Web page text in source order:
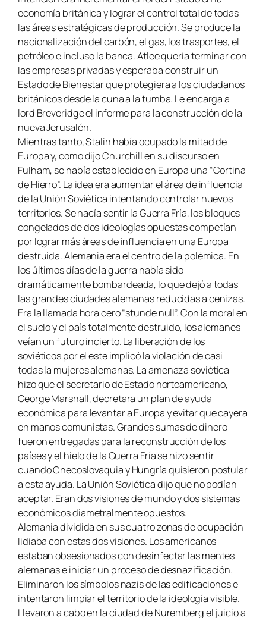
economía británica y lograr el control total de todas
las áreas estratégicas de producción. Se produce la
nacionalización del carbón, el gas, los trasportes, el
petróleo e incluso la banca. Atlee quería terminar con
las empresas privadas y esperaba construir un
Estado de Bienestar que protegiera a los ciudadanos
británicos desde la cuna a la tumba. Le encarga a
lord Breveridge el informe para la construcción de la
nueva Jerusalén.
Mientras tanto, Stalin había ocupado la mitad de
Europa y, como dijo Churchill en su discurso en
Fulham, se había establecido en Europa una “Cortina
de Hierro”. La idea era aumentar el área de influencia
de la Unión Soviética intentando controlar nuevos
territorios. Se hacía sentir la Guerra Fría, los bloques
congelados de dos ideologías opuestas competían
por lograr más áreas de influencia en una Europa
destruida. Alemania era el centro de la polémica. En
los últimos días de la guerra había sido
dramáticamente bombardeada, lo que dejó a todas
las grandes ciudades alemanas reducidas a cenizas.
Era la llamada hora cero “stunde null”. Con la moral en
el suelo y el país totalmente destruido, los alemanes
veían un futuro incierto. La liberación de los
soviéticos por el este implicó la violación de casi
todas la mujeres alemanas. La amenaza soviética
hizo que el secretario de Estado norteamericano,
George Marshall, decretara un plan de ayuda
económica para levantar a Europa y evitar que cayera
en manos comunistas. Grandes sumas de dinero
fueron entregadas para la reconstrucción de los
países y el hielo de la Guerra Fría se hizo sentir
cuando Checoslovaquia y Hungría quisieron postular
a esta ayuda. La Unión Soviética dijo que no podían
aceptar. Eran dos visiones de mundo y dos sistemas
económicos diametralmente opuestos.
Alemania dividida en sus cuatro zonas de ocupación
lidiaba con estas dos visiones. Los americanos
estaban obsesionados con desinfectar las mentes
alemanas e iniciar un proceso de desnazificación.
Eliminaron los símbolos nazis de las edificaciones e
intentaron limpiar el territorio de la ideología visible.
Llevaron a cabo en la ciudad de Nuremberg el juicio a